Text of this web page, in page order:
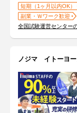
短期（1ヶ月以内OK）
副業・Ｗワーク歓迎
全国試験運営センター
ノジマ イトーヨー